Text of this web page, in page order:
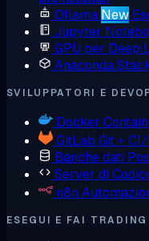
Ollama New
Jupyter
GPU per Deep
Anaconda
SVILUPPATORI E
Docker
GitLab Git +
Banche dati
Server di
n8n
ESEGUI E FAI TRADING